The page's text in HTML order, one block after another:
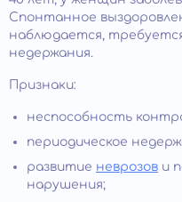
Спонтанное
наблюдается,
недержания.
Признаки:
неспособность
периодическое
развитие неврозов и
нарушения;